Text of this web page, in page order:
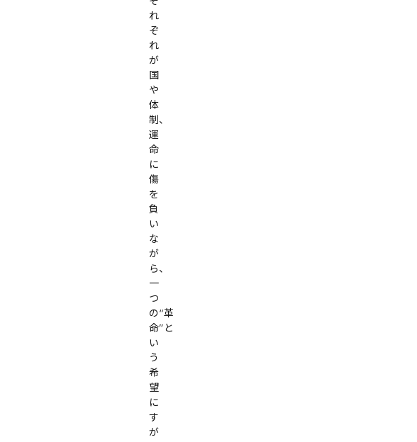
れ
ぞ
れ
が
国
や
体
制、
運
命
に
傷
を
負
い
な
が
ら、
一
つ
の“革
命”と
い
う
希
望
に
す
が